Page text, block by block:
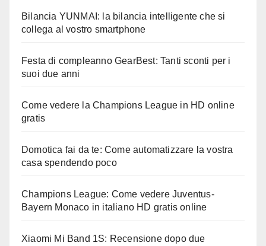
Bilancia YUNMAI: la bilancia intelligente che si
collega al vostro smartphone
Festa di compleanno GearBest: Tanti sconti per i
suoi due anni
Come vedere la Champions League in HD online
gratis
Domotica fai da te: Come automatizzare la vostra
casa spendendo poco
Champions League: Come vedere Juventus-
Bayern Monaco in italiano HD gratis online
Xiaomi Mi Band 1S: Recensione dopo due